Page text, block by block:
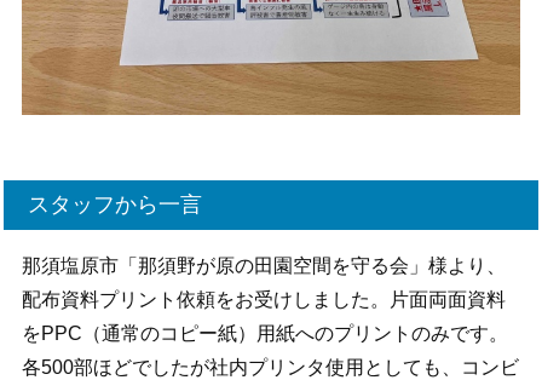
スタッフから一言
那須塩原市「那須野が原の田園空間を守る会」様より、
配布資料プリント依頼をお受けしました。片面両面資料
をPPC（通常のコピー紙）用紙へのプリントのみです。
各500部ほどでしたが社内プリンタ使用としても、コンビ